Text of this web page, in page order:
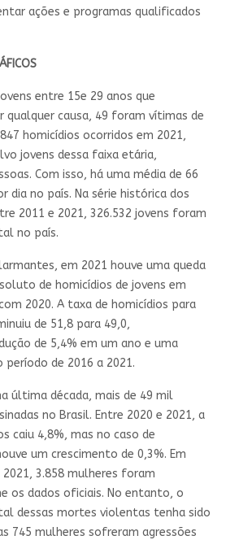
ações e programas qualificados
entre 15e 29 anos que
qualquer causa, 49 foram vítimas de
homicídios ocorridos em 2021,
jovens dessa faixa etária,
Com isso, há uma média de 66
dia no país. Na série histórica dos
2011 e 2021, 326.532 jovens foram
no país.
em 2021 houve uma queda
de homicídios de jovens em
2020. A taxa de homicídios para
de 51,8 para 49,0,
de 5,4% em um ano e uma
de 2016 a 2021.
última década, mais de 49 mil
no Brasil. Entre 2020 e 2021, a
caiu 4,8%, mas no caso de
um crescimento de 0,3%. Em
3.858 mulheres foram
os dados oficiais. No entanto, o
dessas mortes violentas tenha sido
745 mulheres sofreram agressões